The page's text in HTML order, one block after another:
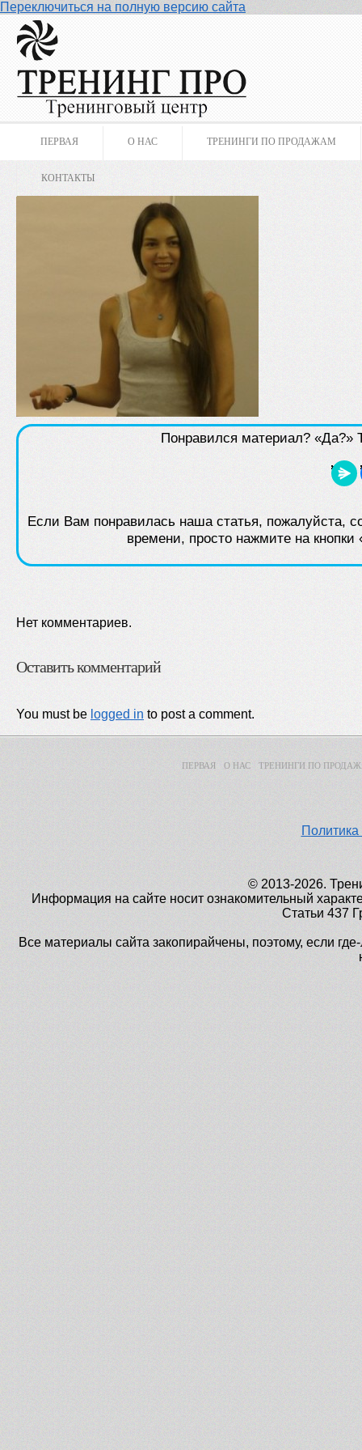
Переключиться на полную версию сайта
ПЕРВАЯ О НАС ТРЕНИНГИ ПО ПРОДАЖАМ
КОНТАКТЫ
Понравился материал? «Да?»
Если Вам понравилась наша статья, пожалуйста,
времени, просто нажмите на
Нет комментариев.
Оставить комментарий
You must be logged in to post a comment.
ПЕРВАЯ О НАС ТРЕНИНГИ ПО
© 2013-2026.
Информация на сайте носит ознакомительный
Статьи 437
Все материалы сайта закопирайчены, поэтому, если